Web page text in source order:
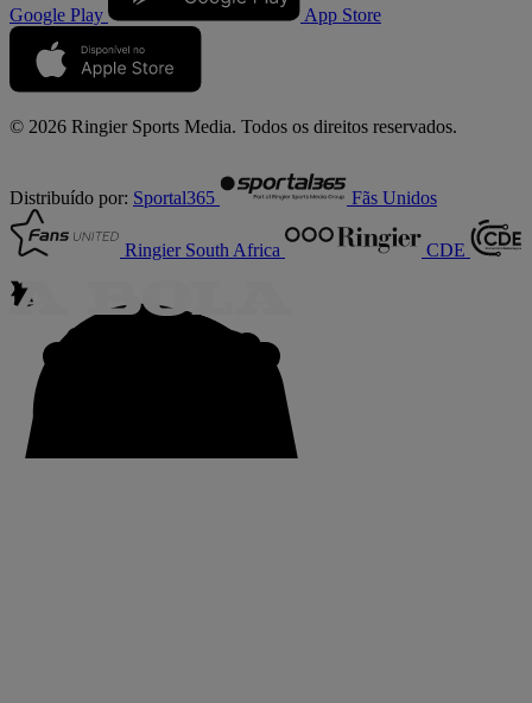
Google Play App Store
© 2026 Ringier Sports Media. Todos os direitos reservados.
Distribuído por: Sportal365 Fãs Unidos
Ringier South Africa CDE